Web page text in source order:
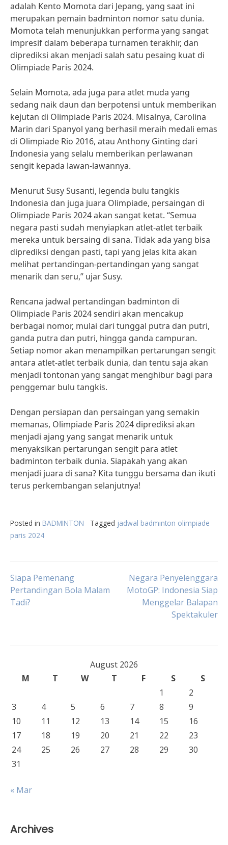
adalah Kento Momota dari Jepang, yang saat ini
merupakan pemain badminton nomor satu dunia.
Momota telah menunjukkan performa yang sangat
impresif dalam beberapa turnamen terakhir, dan
diprediksi akan menjadi salah satu pesaing kuat di
Olimpiade Paris 2024.
Selain Momota, ada juga para atlet muda yang
sedang naik daun dan berpotensi untuk memberikan
kejutan di Olimpiade Paris 2024. Misalnya, Carolina
Marin dari Spanyol yang berhasil meraih medali emas
di Olimpiade Rio 2016, atau Anthony Ginting dari
Indonesia yang selalu memberikan perlawanan
sengit kepada lawan-lawannya.
Menurut Susy Susanti, legenda bulu tangkis
Indonesia dan juga juara Olimpiade, persaingan di
Olimpiade Paris 2024 akan sangat ketat. “Semua
negara pasti sudah menyiapkan atlet-atlet terbaik
mereka untuk bersaing di sana. Tidak ada yang bisa
diprediksi dengan pasti, tapi yang jelas kita akan
melihat pertandingan-pertandingan yang sangat
menarik dan seru,” ujar Susy.
Rencana jadwal pertandingan badminton di
Olimpiade Paris 2024 sendiri akan mencakup
berbagai nomor, mulai dari tunggal putra dan putri,
ganda putra dan putri, hingga ganda campuran.
Setiap nomor akan menampilkan pertarungan sengit
antara atlet-atlet terbaik dunia, dan tentu saja akan
menjadi tontonan yang sangat menghibur bagi para
penggemar bulu tangkis.
Dengan persiapan dan persaingan yang semakin
memanas, Olimpiade Paris 2024 diprediksi akan
menjadi ajang yang sangat menarik untuk
menyaksikan pertarungan sengit para atlet
badminton terbaik dunia. Siapakah yang akan
menjadi juara di sana? Kita tunggu bersama dan ikuti
terus perkembangan selanjutnya!
Posted in BADMINTON Tagged jadwal badminton olimpiade
paris 2024
Post
navigation
Siapa Pemenang
Pertandingan Bola Malam
Tadi?
Negara Penyelenggara
MotoGP: Indonesia Siap
Menggelar Balapan
Spektakuler
August 2026
M
T W T F S
S
1
2
3
4 5 6 7 8
9
10
11 12 13 14 15
16
17
18 19 20 21 22
23
24
25 26 27 28 29
30
31
« Mar
Archives